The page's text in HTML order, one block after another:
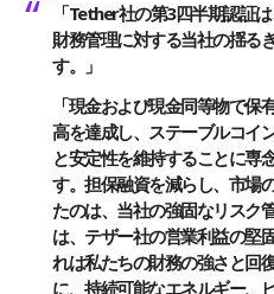
「Tether社の第3四半期認証
財務管理に対する当社の揺る
す。」
「現金および現金同等物で
高を達成し、ステーブルコイ
と安定性を維持することに専
す。担保融資を減らし、市場
たのは、当社の強固なリスク
は、テザー社の営業利益の堅
れは私たちの財務の強さと回
に、持続可能なエネルギー、